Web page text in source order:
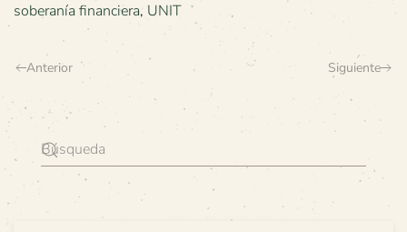
soberanía financiera, UNIT
Anterior Siguiente